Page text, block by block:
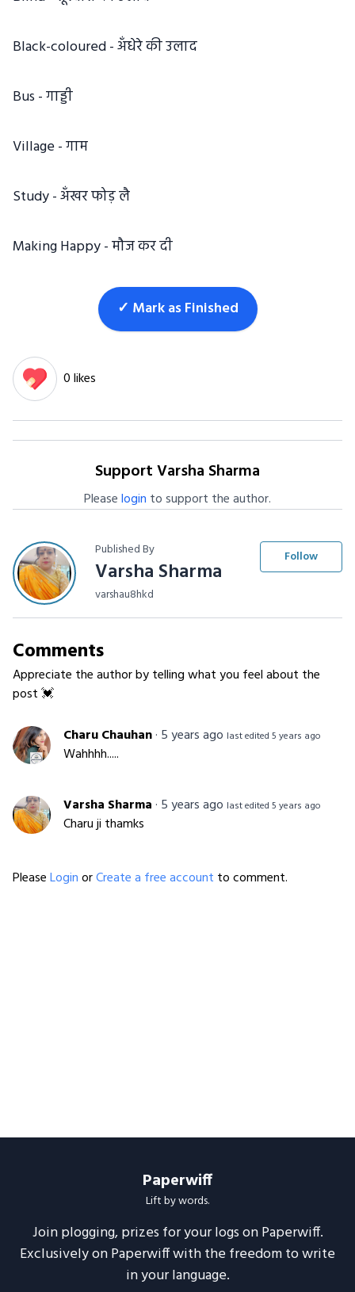
Black-coloured - अँधेरे की उलाद
Bus - गाड्डी
Village - गाम
Study - अँखर फोड़ लै
Making Happy - मौज कर दी
✓ Mark as Finished
0 likes
Support Varsha Sharma
Pleaselogin to support the author.
Published By
Varsha Sharma
varshau8hkd
Follow
Comments
Appreciate the author by telling what you feel about the
post 💓
Charu Chauhan· 5 years ago last edited 5 years ago
Wahhhh.....
Varsha Sharma· 5 years ago last edited 5 years ago
Charu ji thamks
PleaseLoginorCreate a free account to comment.
Paperwiff
Lift by words.
Join plogging, prizes for your logs on Paperwiff.
Exclusively on Paperwiff with the freedom to write
in your language.